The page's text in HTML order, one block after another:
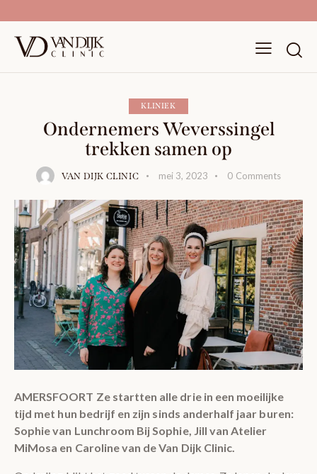
KLINIEK
Ondernemers Weverssingel
trekken samen op
VAN DIJK CLINIC mei 3, 2023 0 Comments
AMERSFOORT Ze startten alle drie in een moeilijke
tijd met hun bedrijf en zijn sinds anderhalf jaar buren:
Sophie van Lunchroom Bij Sophie, Jill van Atelier
MiMosa en Caroline van de Van Dijk Clinic.